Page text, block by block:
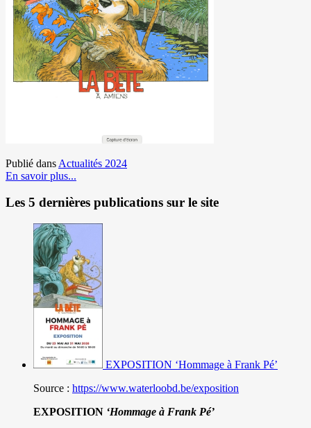
Publié dans Actualités 2024
En savoir plus...
Les 5 dernières publications sur le site
EXPOSITION ‘Hommage à Frank Pé’
Source : https://www.waterloobd.be/exposition
EXPOSITION ‘Hommage à Frank Pé’